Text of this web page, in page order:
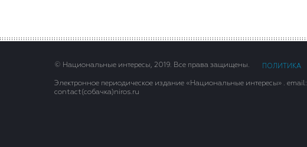
© Национальные интересы, 2019. Все права защищены. ПОЛИТИКА
Электронное периодическое издание «Национальные интересы» . email:
contact(сoбaчка)niros.ru